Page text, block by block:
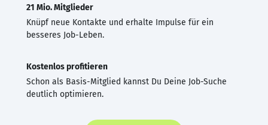
21 Mio. Mitglieder
Knüpf neue Kontakte und erhalte Impulse für ein
besseres Job-Leben.
Kostenlos profitieren
Schon als Basis-Mitglied kannst Du Deine Job-Suche
deutlich optimieren.